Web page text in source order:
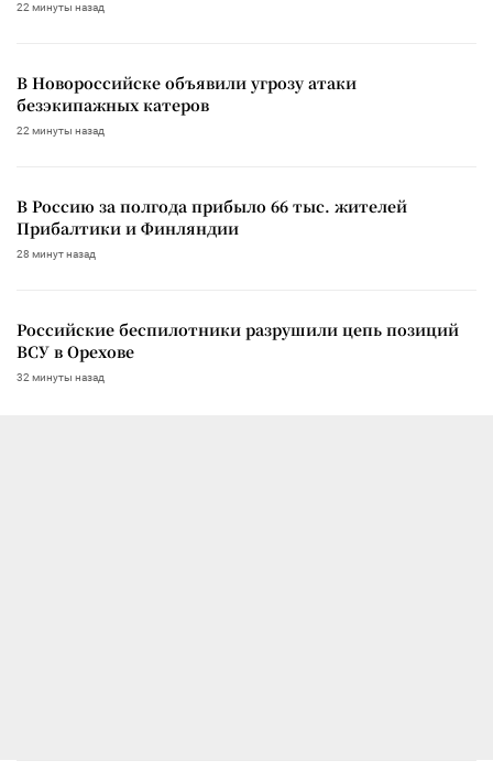
22 минуты назад
В Новороссийске объявили угрозу атаки
безэкипажных катеров
22 минуты назад
В Россию за полгода прибыло 66 тыс. жителей
Прибалтики и Финляндии
28 минут назад
Российские беспилотники разрушили цепь позиций
ВСУ в Орехове
32 минуты назад